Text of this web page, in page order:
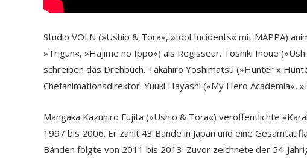
Studio VOLN (»Ushio & Tora«, »Idol Incidents« mit MAPPA)
»Trigun«, »Hajime no Ippo«) als Regisseur. Toshiki Inoue
schreiben das Drehbuch. Takahiro Yoshimatsu (»Hunter x
Chefanimationsdirektor. Yuuki Hayashi (»My Hero Academia«,
Mangaka Kazuhiro Fujita (»Ushio & Tora«) veröffentlichte
1997 bis 2006. Er zählt 43 Bände in Japan und eine
Bänden folgte von 2011 bis 2013. Zuvor zeichnete der 54-